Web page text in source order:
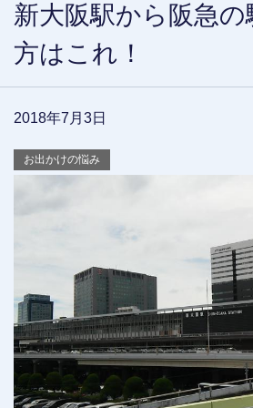
新大阪駅から阪急の
方はこれ！
2018年7月3日
お出かけの悩み